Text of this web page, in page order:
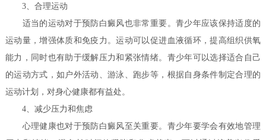
3、合理运动
适当的运动对于预防白癜风也非常重要。青少年应该保持适度的
运动量，增强体质和免疫力。运动可以促进血液循环，提高组织供氧
能力，同时也有助于缓解压力和紧张情绪。青少年可以选择适合自己
的运动方式，如户外活动、游泳、跑步等，根据自身条件制定合理的
运动计划，对身心健康都有益处。
4、减少压力和焦虑
心理健康也对于预防白癜风至关重要。青少年要学会有效地管理